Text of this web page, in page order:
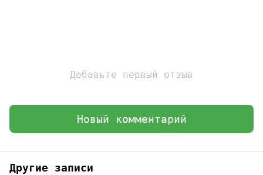
Добавьте первый отзыв
Новый комментарий
Другие записи